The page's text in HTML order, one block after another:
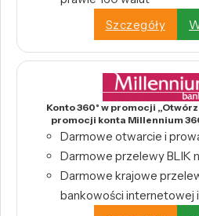
Szczegóły
Konto 360° w promocji
promocji konta Millennium
Darmowe otwarcie i
Darmowe przelewy BLIK
Darmowe krajowe
bankowości internetowej